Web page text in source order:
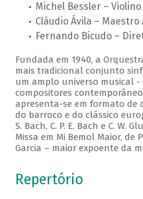
Michel Bessler – Violino
Cláudio Ávila – Maestro
Fernando Bicudo –
Fundada em 1940, a
mais tradicional conjunto
um amplo universo musical
compositores
apresenta-se em formato de
do barroco e do clássico
S. Bach, C. P. E. Bach e C. W.
Missa em Mi Bemol Maior, de
Garcia – maior expoente da
Repertório